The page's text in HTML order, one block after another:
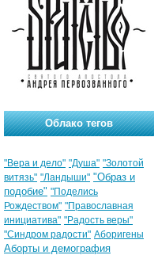
Облако тегов
"Вера и дело" "Душа" "Золотой
витязь" "Ландыши" "Образ и
подобие" "Поделись
Рождеством" "Православная
инициатива" "Радость веры"
"Синдром радости" Аборигены
Аборты и демография